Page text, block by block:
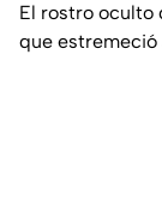
El rostro oculto
que estremeció